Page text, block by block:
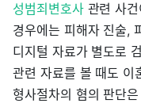
성범죄변호사관련 사건
경우에는 피해자 진술,
디지털 자료가 별도로
관련 자료를 볼 때도 이
형사절차의 혐의 판단